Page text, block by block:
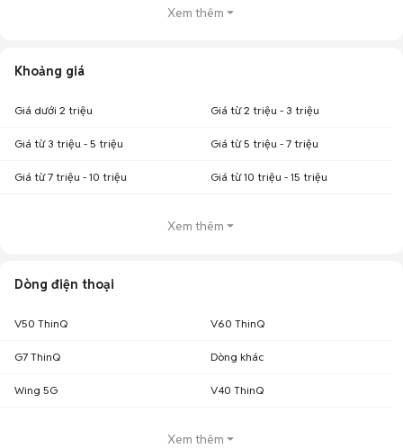
Xem thêm
Khoảng giá
Giá dưới 2 triệu Giá từ 2 triệu - 3 triệu
Giá từ 3 triệu - 5 triệu Giá từ 5 triệu - 7 triệu
Giá từ 7 triệu - 10 triệu Giá từ 10 triệu - 15 triệu
Xem thêm
Dòng điện thoại
V50 ThinQ V60 ThinQ
G7 ThinQ Dòng khác
Wing 5G V40 ThinQ
Xem thêm